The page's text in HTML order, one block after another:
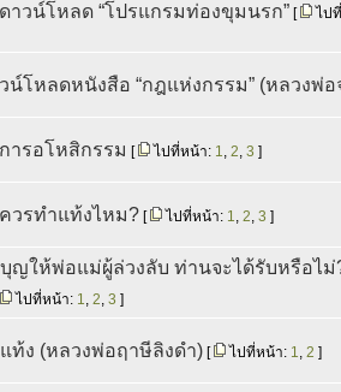
ดาวน์โหลด “โปรแกรมท่องขุมนรก” [
ไป
น์โหลดหนังสือ “กฎแห่งกรรม” (หลวงพ่
การอโหสิกรรม [ ไปที่หน้า: 1, 2, 3 ]
ควรทําแท้งไหม? [ ไปที่หน้า: 1, 2, 3 ]
ญให้พ่อแม่ผู้ล่วงลับ ท่านจะได้รับหรือไม่
ไปที่หน้า: 1, 2, 3 ]
ท้ง (หลวงพ่อฤาษีลิงดำ) [ ไปที่หน้า: 1, 2 ]